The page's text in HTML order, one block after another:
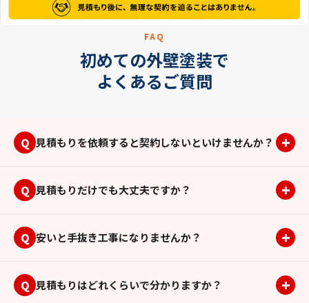
よ
す。
FAQ
初めての外壁塗装で
よくあるご質問
Q 見積もりを依頼すると契約しないといけませんか？ +
Q 見積もりだけでも大丈夫ですか？ +
Q 安いと手抜き工事になりませんか？ +
Q 見積もりはどれくらいで分かりますか？ +